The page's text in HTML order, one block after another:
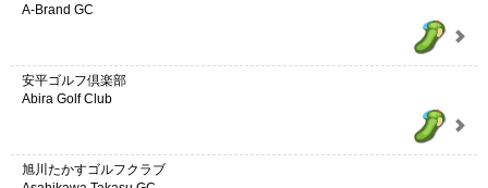
A-Brand GC
安平ゴルフ倶楽部
Abira Golf Club
旭川たかすゴルフクラブ